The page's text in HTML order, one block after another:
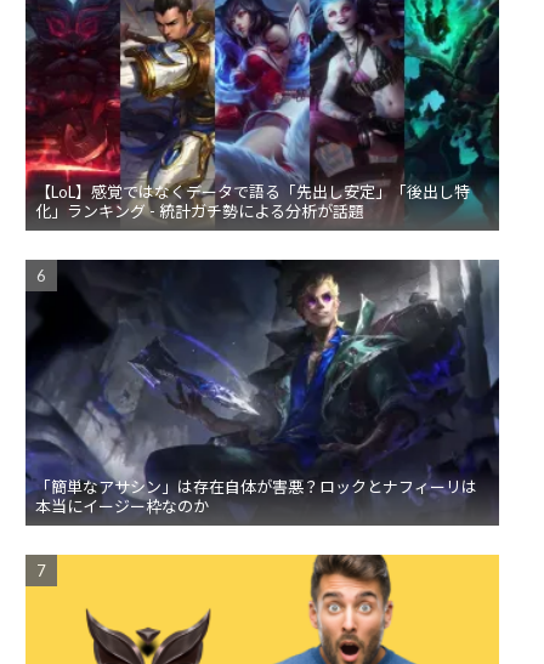
【LoL】感覚ではなくデータで語る「先出し安定」「後出し特
化」ランキング - 統計ガチ勢による分析が話題
「簡単なアサシン」は存在自体が害悪？ロックとナフィーリは
本当にイージー枠なのか